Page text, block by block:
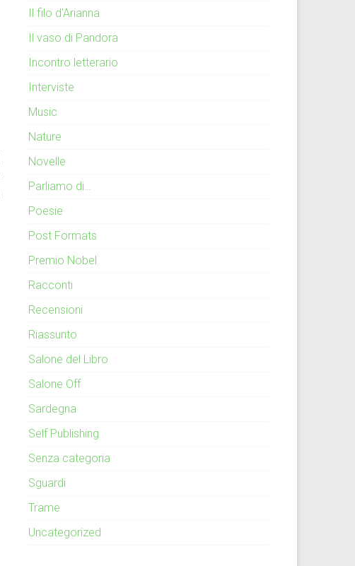
Il filo d'Arianna
Il vaso di Pandora
Incontro letterario
Interviste
Music
Nature
Novelle
Parliamo di…
Poesie
Post Formats
Premio Nobel
Racconti
Recensioni
Riassunto
Salone del Libro
Salone Off
Sardegna
Self Publishing
Senza categoria
Sguardi
Trame
Uncategorized